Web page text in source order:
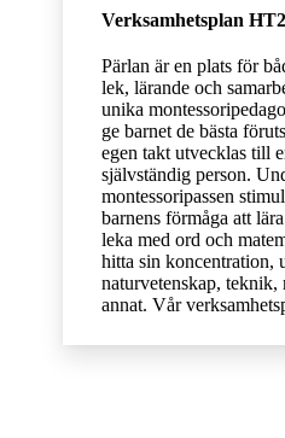
Verksamhetsplan
Pärlan är en plats för
lek, lärande och
unika
ge barnet de bästa
egen takt utvecklas till
självständig person.
montessoripassen
barnens förmåga att
leka med ord och
hitta sin koncentration,
naturvetenskap,
annat. Vår